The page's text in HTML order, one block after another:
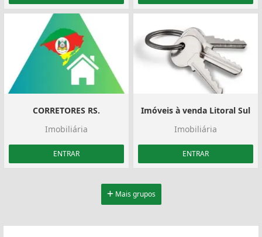
CORRETORES RS.
Imobiliária
ENTRAR
Imóveis à venda Litoral Sul
Imobiliária
ENTRAR
Mais grupos